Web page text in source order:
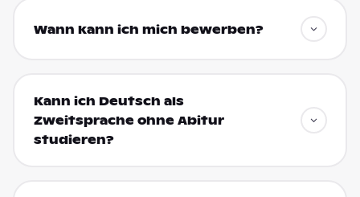
Wann kann ich mich bewerben?
Kann ich Deutsch als
Zweitsprache ohne Abitur
studieren?